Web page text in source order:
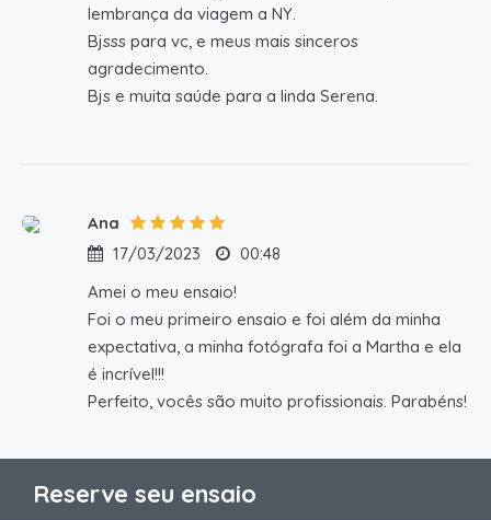
lembrança da viagem a NY.
Bjsss para vc, e meus mais sinceros
agradecimento.
Bjs e muita saúde para a linda Serena.
Ana
17/03/2023
00:48
Amei o meu ensaio!
Foi o meu primeiro ensaio e foi além da minha
expectativa, a minha fotógrafa foi a Martha e ela
é incrível!!!
Perfeito, vocês são muito profissionais. Parabéns!
Reserve seu ensaio